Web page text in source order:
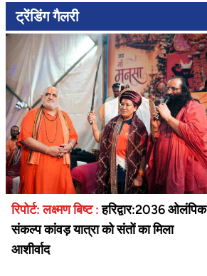
ट्रेंडिंग गैलरी
रिपोर्ट: लक्ष्मण बिष्ट :हरिद्वार:2036 ओलंपिक
संकल्प कांवड़ यात्रा को संतों का मिला
आशीर्वाद